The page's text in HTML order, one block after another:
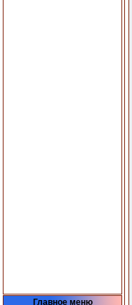
Главное меню